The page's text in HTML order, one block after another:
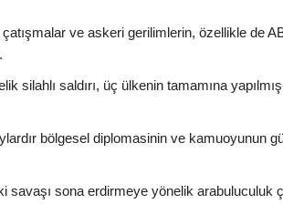
ve askeri gerilimlerin, özellikle de
saldırı, üç ülkenin tamamına yapılmış
bölgesel diplomasinin ve kamuoyunun
savaşı sona erdirmeye yönelik arabuluculuk